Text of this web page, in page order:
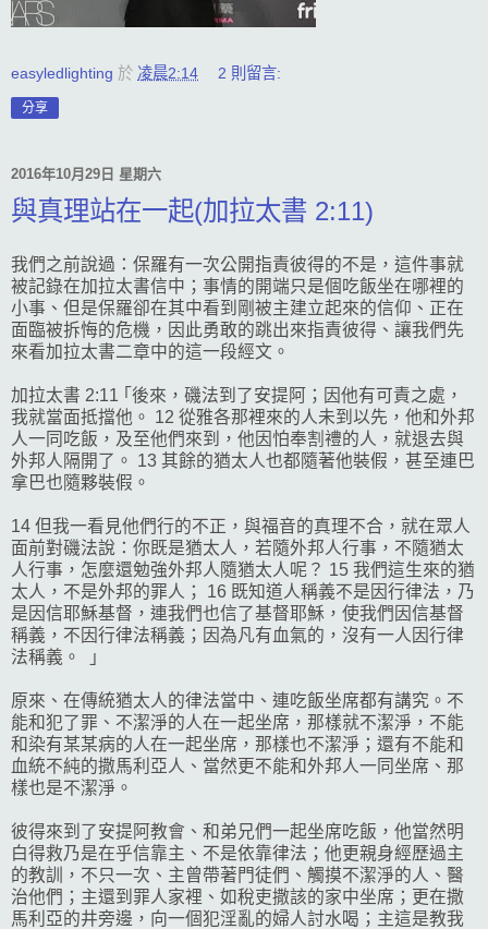
easyledlighting 於 凌晨2:14 2 則留言:
分享
2016年10月29日 星期六
與真理站在一起(加拉太書 2:11)
我們之前說過：保羅有一次公開指責彼得的不是，這件事就
被記錄在加拉太書信中；事情的開端只是個吃飯坐在哪裡的
小事、但是保羅卻在其中看到剛被主建立起來的信仰、正在
面臨被拆悔的危機，因此勇敢的跳出來指責彼得、讓我們先
來看加拉太書二章中的這一段經文。
加拉太書 2:11 ｢後來，磯法到了安提阿；因他有可責之處，
我就當面抵擋他。 12 從雅各那裡來的人未到以先，他和外邦
人一同吃飯，及至他們來到，他因怕奉割禮的人，就退去與
外邦人隔開了。 13 其餘的猶太人也都隨著他裝假，甚至連巴
拿巴也隨夥裝假。
14 但我一看見他們行的不正，與福音的真理不合，就在眾人
面前對磯法說：你既是猶太人，若隨外邦人行事，不隨猶太
人行事，怎麼還勉強外邦人隨猶太人呢？ 15 我們這生來的猶
太人，不是外邦的罪人； 16 既知道人稱義不是因行律法，乃
是因信耶穌基督，連我們也信了基督耶穌，使我們因信基督
稱義，不因行律法稱義；因為凡有血氣的，沒有一人因行律
法稱義。 ｣
原來、在傳統猶太人的律法當中、連吃飯坐席都有講究。不
能和犯了罪、不潔淨的人在一起坐席，那樣就不潔淨，不能
和染有某某病的人在一起坐席，那樣也不潔淨；還有不能和
血統不純的撒馬利亞人、當然更不能和外邦人一同坐席、那
樣也是不潔淨。
彼得來到了安提阿教會、和弟兄們一起坐席吃飯，他當然明
白得救乃是在乎信靠主、不是依靠律法；他更親身經歷過主
的教訓，不只一次、主曾帶著門徒們、觸摸不潔淨的人、醫
治他們；主還到罪人家裡、如稅吏撒該的家中坐席；更在撒
馬利亞的井旁邊，向一個犯淫亂的婦人討水喝；主這是教我